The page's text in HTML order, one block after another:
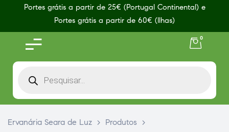
Portes grátis a partir de 25€ (Portugal Continental) e
Portes grátis a partir de 60€ (Ilhas)
0
Ervanária Seara de Luz > Produtos
>